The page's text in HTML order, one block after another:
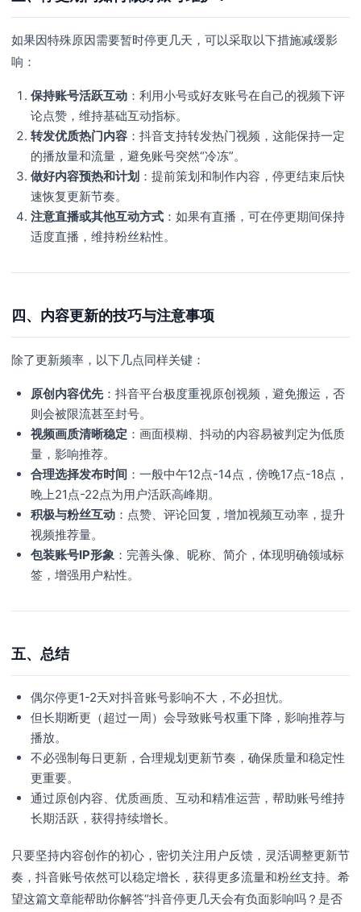
如果因特殊原因需要暂时停更几天，可以采取以下措施减缓影
响：
保持账号活跃互动 ：利用小号或好友账号在自己的视频下评
论点赞，维持基础互动指标。
转发优质热门内容 ：抖音支持转发热门视频，这能保持一定
的播放量和流量，避免账号突然“冷冻”。
做好内容预热和计划 ：提前策划和制作内容，停更结束后快
速恢复更新节奏。
注意直播或其他互动方式 ：如果有直播，可在停更期间保持
适度直播，维持粉丝粘性。
四、内容更新的技巧与注意事项
除了更新频率，以下几点同样关键：
原创内容优先：抖音平台极度重视原创视频，避免搬运，否
则会被限流甚至封号。
视频画质清晰稳定 ：画面模糊、抖动的内容易被判定为低质
量，影响推荐。
合理选择发布时间 ：一般中午12点-14点，傍晚17点-18点，
晚上21点-22点为用户活跃高峰期。
积极与粉丝互动 ：点赞、评论回复，增加视频互动率，提升
视频推荐量。
包装账号IP形象 ：完善头像、昵称、简介，体现明确领域标
签，增强用户粘性。
五、总结
偶尔停更1-2天对抖音账号影响不大，不必担忧。
但长期断更（超过一周）会导致账号权重下降，影响推荐与
播放。
不必强制每日更新，合理规划更新节奏，确保质量和稳定性
更重要。
通过原创内容、优质画质、互动和精准运营，帮助账号维持
长期活跃，获得持续增长。
只要坚持内容创作的初心，密切关注用户反馈，灵活调整更新节
奏，抖音账号依然可以稳定增长，获得更多流量和粉丝支持。希
望这篇文章能帮助你解答“抖音停更几天会有负面影响吗？是否